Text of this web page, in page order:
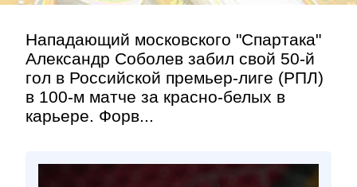
Нападающий московского "Спартака"
Александр Соболев забил свой 50-й
гол в Российской премьер-лиге (РПЛ)
в 100-м матче за красно-белых в
карьере. Форв...
Контакт»